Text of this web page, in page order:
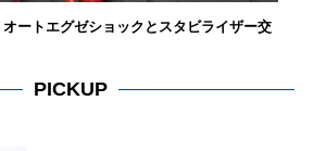
ートエグゼショックとスタビライザー交
PICKUP